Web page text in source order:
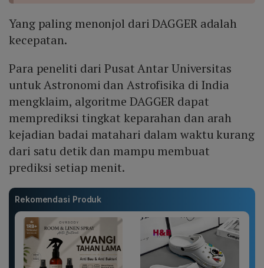
Yang paling menonjol dari DAGGER adalah
kecepatan.
Para peneliti dari Pusat Antar Universitas
untuk Astronomi dan Astrofisika di India
mengklaim, algoritme DAGGER dapat
memprediksi tingkat keparahan dan arah
kejadian badai matahari dalam waktu kurang
dari satu detik dan mampu membuat
prediksi setiap menit.
Rekomendasi Produk